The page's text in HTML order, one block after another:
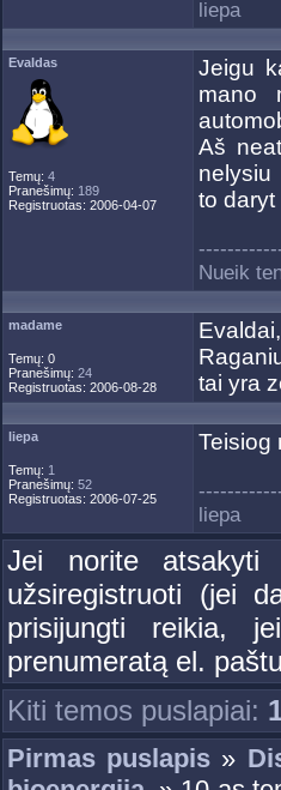
liepa
Evaldas
Temų: 4
Pranešimų: 189
Registruotas: 2006-04-07
Jeigu
mano
Aš
nelysiu
to
Nueik
madame
Temų: 0
Pranešimų: 24
Registruotas: 2006-08-28
tai yra
liepa
Temų: 1
Pranešimų: 52
Registruotas: 2006-07-25
Teisiog
liepa
Jei norite
užsiregistruoti (jei
prisijungti reikia,
prenumeratą el.
Kiti temos puslapiai:
Pirmas puslapis »